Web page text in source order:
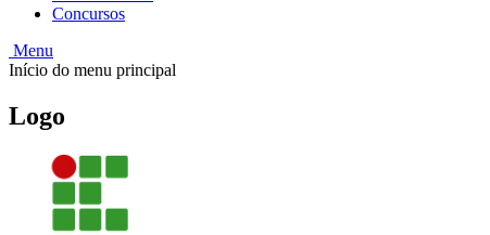
Concursos
Menu
Início do menu principal
Logo